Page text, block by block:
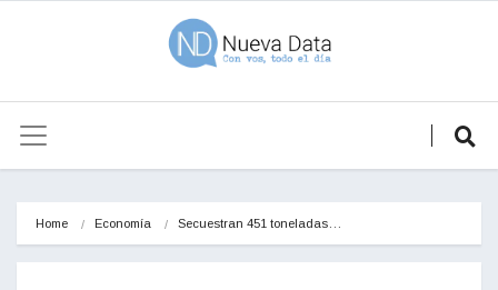
Home Economía Secuestran 451 toneladas…